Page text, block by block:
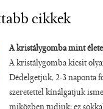
cikkek
A kristálygomba mint
A kristálygomba kicsit
Dédelgetjük, 2-3 naponta
szeretettel kínálgatjuk